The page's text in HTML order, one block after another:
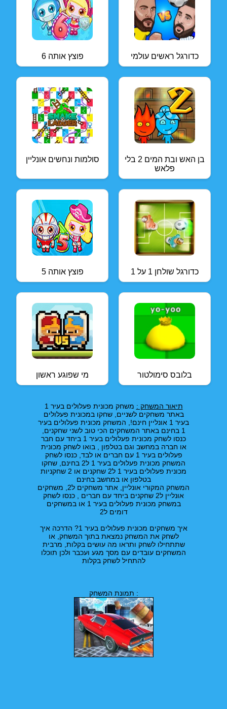
פוצץ אותה 6 כדורגל ראשים עולמי
סולמות ונחשים אונליין
בן האש ובת המים 2 בלי
פלאש
פוצץ אותה 5 כדורגל שולחן 1 על 1
מי שפוגע ראשון בלובס סימולטור
תיאור המשחק :
משחק מכונית פעלולים בעיר 1
באתר משחקים לשניים, שחקו במכונית פעלולים
בעיר 1 אונליין חינם!, המשחק מכונית פעלולים בעיר
1 בחינם באתר המשחקים הכי טוב לשני שחקנים,
כנסו לשחק מכונית פעלולים בעיר 1 ביחד עם חבר
או חברה במחשב וגם בטלפון , בואו לשחק מכונית
פעלולים בעיר 1 עם חברים או לבד, כנסו לשחק
המשחק מכונית פעלולים בעיר 1 ל2 בחינם, שחקו
מכונית פעלולים בעיר 1 ל2 שחקנים או 2 שחקניות
בטלפון או במחשב בחינם
המשחק המקורי אונליין, אתר משחקים ל2, משחקים
אונליין ל2 שחקנים ביחד עם חברים , כנסו לשחק
במשחק מכונית פעלולים בעיר 1 או במשחקים
דומים ל2
איך משחקים מכונית פעלולים בעיר 1? הדרכה איך
לשחק את המשחק נמצאת בתוך המשחק, או
שתתחילו לשחק ותראו מה עושים בקלות, מרבית
המשחקים עובדים עם מסך מגע ועכבר ולכן תוכלו
להתחיל לשחק בקלות
תמונת המשחק :